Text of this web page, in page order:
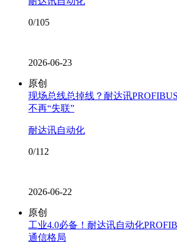
0/105
2026-06-23
原创
现场总线总掉线？耐达讯
不再“失联”
耐达讯自动化
0/112
2026-06-22
原创
工业4.0必备！耐达讯自动化
通信格局